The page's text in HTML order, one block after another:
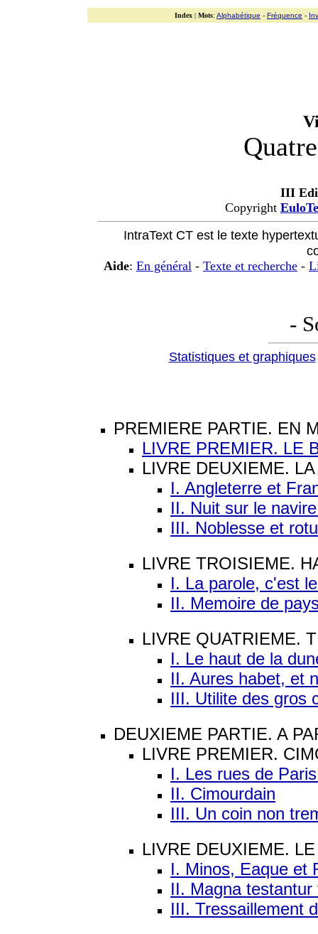
Index | Mots: Alphabétique - Fréquence -
III
Copyright
IntraText CT est le texte
Aide: En général - Texte et recherche -
-
Statistiques et graphiques
PREMIERE PARTIE. EN
LIVRE PREMIER. LE
LIVRE DEUXIEME.
I. Angleterre et
II. Nuit sur le
III. Noblesse et
LIVRE TROISIEME.
I. La parole, c'est
II. Memoire de
LIVRE QUATRIEME.
I. Le haut de la
II. Aures habet, et
III. Utilite des gros
DEUXIEME PARTIE. A
LIVRE PREMIER.
I. Les rues de
II. Cimourdain
III. Un coin non
LIVRE DEUXIEME.
I. Minos, Eaque et
II. Magna
III. Tressaillement